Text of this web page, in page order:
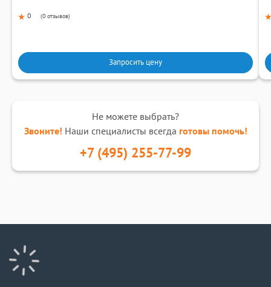
0 (0 отзывов)
Запросить цену
Не можете выбрать?
Звоните! Наши специалисты всегда готовы помочь!
+7 (495) 255-77-99